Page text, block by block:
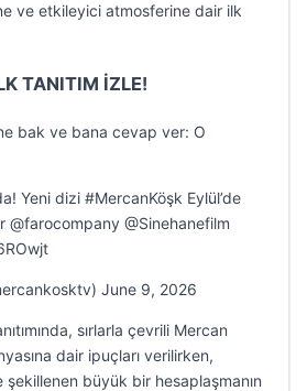
ve etkileyici atmosferine dair ilk
TANITIM İZLE!
bak ve bana cevap ver: O
Yeni dizi #MercanKöşk Eylül’de
@farocompany @Sinehanefilm
June 9, 2026
sırlarla çevrili Mercan
dair ipuçları verilirken,
büyük bir hesaplaşmanın